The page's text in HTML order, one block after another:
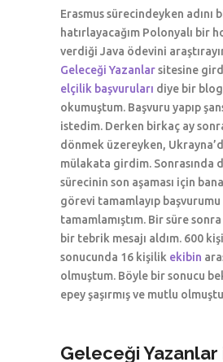
Erasmus sürecindeyken adını
hatırlayacağım Polonyalı bir
verdiği Java ödevini
Geleceği Yazanlarsitesine
elçilik başvuruları diye bir blog
okumuştum. Başvuru yapıp
istedim. Derken birkaç ay
dönmek üzereyken,
mülakata girdim. Sonrasında
sürecinin son aşaması için
görevi tamamlayıp başvurumu
tamamlamıştım. Bir süre
bir tebrik mesajı aldım. 600
sonucunda 16 kişilik ekibin
olmuştum. Böyle bir sonucu
epey şaşırmış ve mutlu
Geleceği